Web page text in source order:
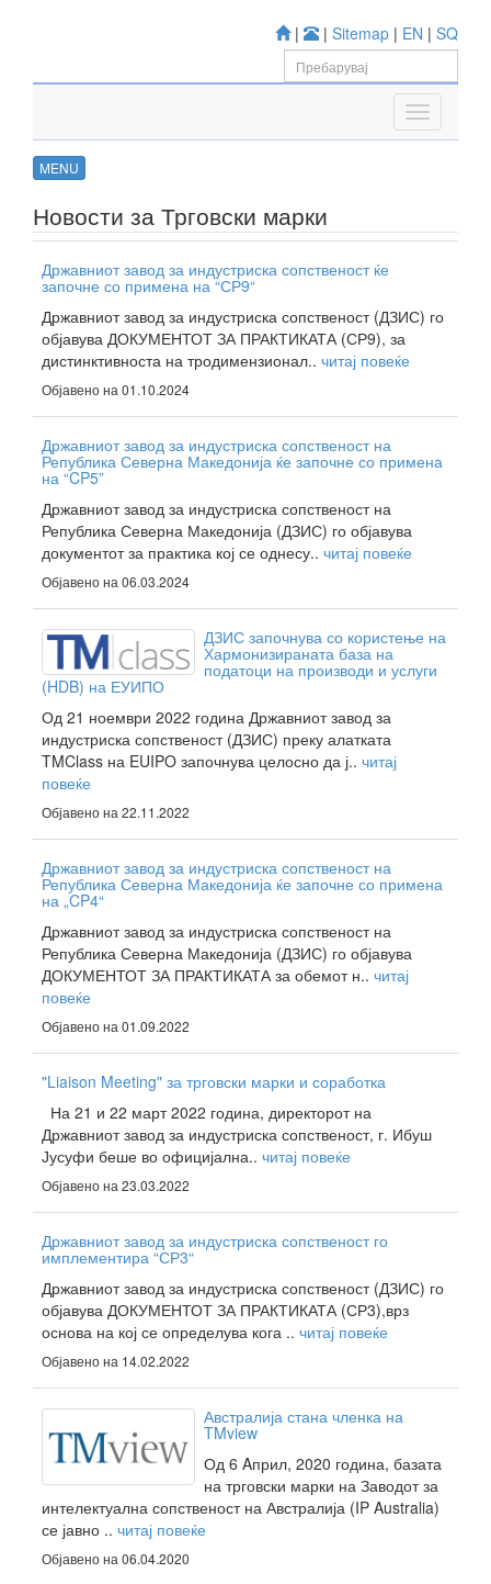
| | Sitemap | EN | SQ
MENU
Новости за Трговски марки
Државниот завод за индустриска сопственост ќе
започне со примена на “СР9“
Државниот завод за индустриска сопственост (ДЗИС) го
објавува ДОКУМЕНТОТ ЗА ПРАКТИКАТА (СР9), за
дистинктивноста на тродимензионал.. читај повеќе
Објавено на 01.10.2024
Државниот завод за индустриска сопственост на
Република Северна Македонија ќе започне со примена
на “CP5”
Државниот завод за индустриска сопственост на
Република Северна Македонија (ДЗИС) го објавува
документот за практика кој се однесу.. читај повеќе
Објавено на 06.03.2024
ДЗИС започнува со користење на
Хармонизираната база на
податоци на производи и услуги
(HDB) на ЕУИПО
Од 21 ноември 2022 година Државниот завод за
индустриска сопственост (ДЗИС) преку алатката
TMClass на EUIPO започнува целосно да ј.. читај
повеќе
Објавено на 22.11.2022
Државниот завод за индустриска сопственост на
Република Северна Македонија ќе започне со примена
на „CP4“
Државниот завод за индустриска сопственост на
Република Северна Македонија (ДЗИС) го објавува
ДОКУМЕНТОТ ЗА ПРАКТИКАТА за обемот н.. читај
повеќе
Објавено на 01.09.2022
"Liaison Meeting" за трговски марки и соработка
Државниот завод за индустриска сопственост, г. Ибуш
Јусуфи беше во официјална.. читај повеќе
Објавено на 23.03.2022
Државниот завод за индустриска сопственост го
имплементира “СР3“
Државниот завод за индустриска сопственост (ДЗИС) го
објавува ДОКУМЕНТОТ ЗА ПРАКТИКАТА (СР3),врз
основа на кој се определува кога .. читај повеќе
Објавено на 14.02.2022
Австралија стана членка на
TMview
Од 6 Aприл, 2020 година, базата
на трговски марки на Заводот за
интелектуална сопственост на Австралија (IP Australia)
се јавно .. читај повеќе
Објавено на 06.04.2020